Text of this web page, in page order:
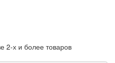
2-х и более товаров